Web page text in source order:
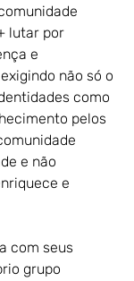
lutar por
e
não só o
como
pelos
e não
e
com seus
grupo